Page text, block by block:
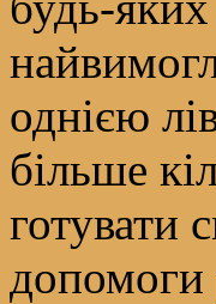
однією
більше
готувати
допомоги